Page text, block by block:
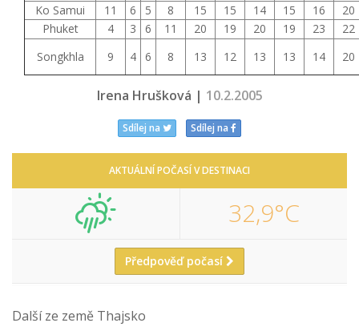
Ko Samui
11 6 5 8 15 15 14 15 16
20
Phuket
4 3 6 11 20 19 20 19 23
22
Songkhla
9 4 6 8 13 12 13 13 14 20
Irena Hrušková | 10.2.2005
Sdílej na Sdílej na
AKTUÁLNÍ POČASÍ V DESTINACI
32,9°C
Předpověď počasí
Další ze země Thajsko